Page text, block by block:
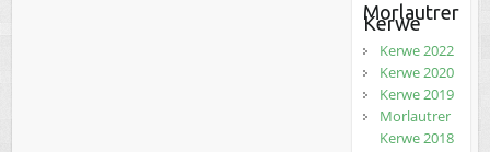
Morlautrer
Kerwe
Kerwe 2022
Kerwe 2020
Kerwe 2019
Morlautrer
Kerwe 2018